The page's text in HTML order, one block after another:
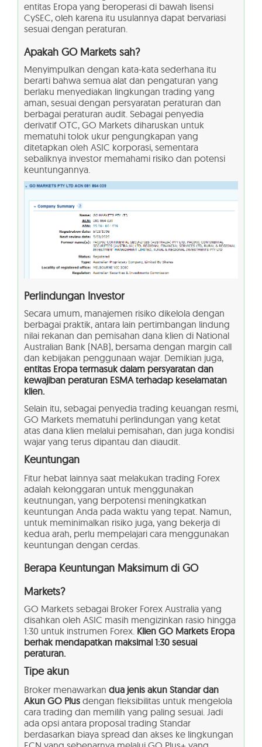
entitas Eropa yang beroperasi di bawah lisensi
CySEC, oleh karena itu usulannya dapat bervariasi
sesuai dengan peraturan.
Apakah GO Markets sah?
Menyimpulkan dengan kata-kata sederhana itu
berarti bahwa semua alat dan pengaturan yang
berlaku menyediakan lingkungan trading yang
aman, sesuai dengan persyaratan peraturan dan
berbagai peraturan audit. Sebagai penyedia
derivatif OTC, GO Markets diharuskan untuk
mematuhi tolok ukur pengungkapan yang
ditetapkan oleh ASIC korporasi, sementara
sebaliknya investor memahami risiko dan potensi
keuntungannya.
Perlindungan Investor
Secara umum, manajemen risiko dikelola dengan
berbagai praktik, antara lain pertimbangan lindung
nilai rekanan dan pemisahan dana klien di National
Australian Bank (NAB), bersama dengan margin call
dan kebijakan penggunaan wajar. Demikian juga,
entitas Eropa termasuk dalam persyaratan dan
kewajiban peraturan ESMA terhadap keselamatan
klien.
Selain itu, sebagai penyedia trading keuangan resmi,
GO Markets mematuhi perlindungan yang ketat
atas dana klien melalui pemisahan, dan juga kondisi
wajar yang terus dipantau dan diaudit.
Keuntungan
Fitur hebat lainnya saat melakukan trading Forex
adalah kelonggaran untuk menggunakan
keutnungan, yang berpotensi meningkatkan
keuntungan Anda pada waktu yang tepat. Namun,
untuk meminimalkan risiko juga, yang bekerja di
kedua arah, perlu mempelajari cara menggunakan
keuntungan dengan cerdas.
Berapa Keuntungan Maksimum di GO
Markets?
GO Markets sebagai Broker Forex Australia yang
disahkan oleh ASIC masih mengizinkan rasio hingga
1:30 untuk instrumen Forex. Klien GO Markets Eropa
berhak mendapatkan maksimal 1:30 sesuai
peraturan.
Tipe akun
Broker menawarkan dua jenis akun Standar dan
Akun GO Plus dengan fleksibilitas untuk mengelola
cara trading dan memilih yang paling sesuai. Jadi
ada opsi antara proposal trading Standar
berdasarkan biaya spread dan akses ke lingkungan